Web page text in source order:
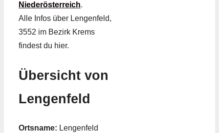
Niederösterreich.
Alle Infos über Lengenfeld,
3552 im Bezirk Krems
findest du hier.
Übersicht von
Lengenfeld
Ortsname: Lengenfeld